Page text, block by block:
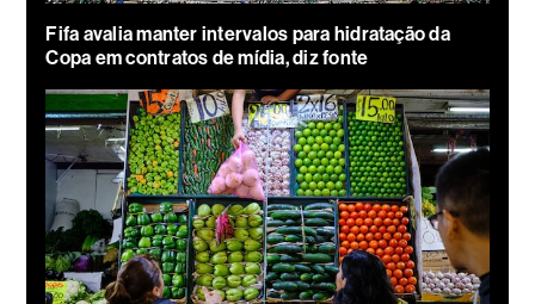
Fifa avalia manter intervalos para hidratação da
Copa em contratos de mídia, diz fonte